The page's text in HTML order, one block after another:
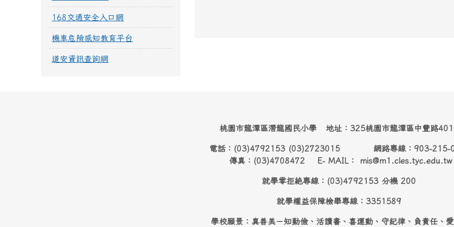
168交通安全入口網
機車危險感知教育平台
道安資訊查詢網
桃園市龍潭區潛龍國民小學 地址：325桃園市龍潭區中豐路
電話：(03)4792153 (03)2723015 網路專線：903-215-
傳真：(03)4708472 E- MAIL： mis@m1.cles.tyc.edu.tw
就學零拒絶專線：(03)4792153 分機 200
就學權益保障檢舉專線：3351589
學校願景：真善美－知勤儉、活讀書、喜運動、守紀律、負責任、